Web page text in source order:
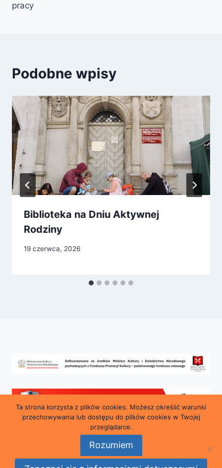
pracy
Podobne wpisy
Biblioteka na Dniu Aktywnej
Rodziny
19 czerwca, 2026
© 2026 Miejska i Powiatowa Biblioteka Publiczna
Ta strona korzysta z plików cookies. Możesz określić warunki
przechowywania lub dostępu do plików cookies w Twojej
przeglądarce.
Rozumiem